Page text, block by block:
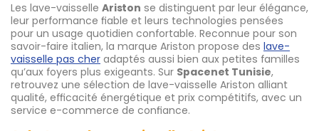
Les lave-vaisselle Ariston se distinguent par leur élégance,
leur performance fiable et leurs technologies pensées
pour un usage quotidien confortable. Reconnue pour son
savoir-faire italien, la marque Ariston propose des lave-
vaisselle pas cher adaptés aussi bien aux petites familles
qu’aux foyers plus exigeants. Sur Spacenet Tunisie,
retrouvez une sélection de lave-vaisselle Ariston alliant
qualité, efficacité énergétique et prix compétitifs, avec un
service e-commerce de confiance.